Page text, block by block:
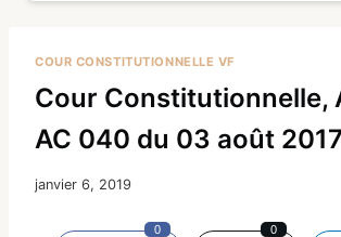
COUR CONSTITUTIONNELLE VF
Cour Constitutionnelle,
AC 040 du 03 août 2017
janvier 6, 2019
0 0